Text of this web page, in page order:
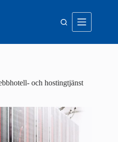
och hostingtjänst